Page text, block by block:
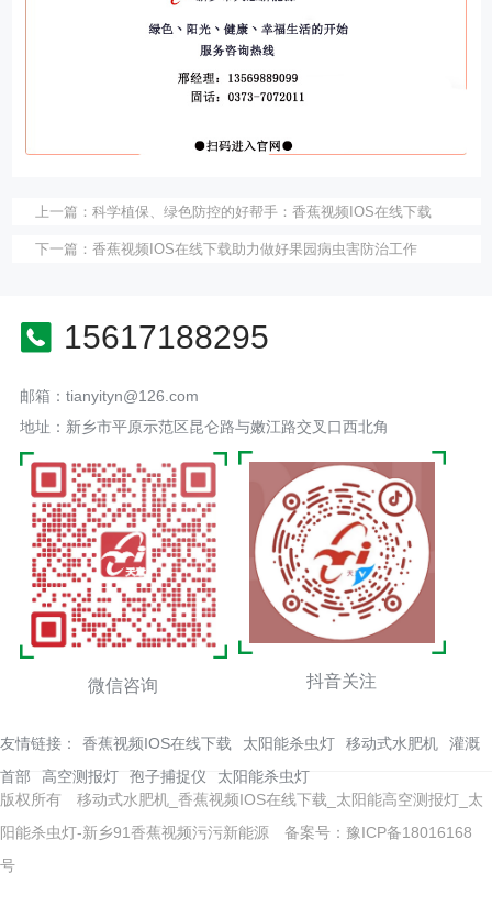
上一篇： 科学植保、绿色防控的好帮手：香蕉视频IOS在线下载
下一篇： 香蕉视频IOS在线下载助力做好果园病虫害防治工作
15617188295
邮箱：tianyityn@126.com
地址：新乡市平原示范区昆仑路与嫩江路交叉口西北角
微信咨询 抖音关注
友情链接： 香蕉视频IOS在线下载 太阳能杀虫灯 移动式水肥机
灌溉
首部
高空测报灯 孢子捕捉仪
太阳能杀虫灯
版权所有 移动式水肥机_香蕉视频IOS在线下载_太阳能高空测报灯_太
阳能杀虫灯-新乡91香蕉视频污污新能源 备案号：豫ICP备18016168
号